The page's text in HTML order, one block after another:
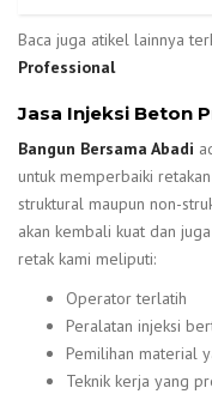
Baca juga atikel lainnya
Professional
Jasa Injeksi Beton
Bangun Bersama Abadi
untuk memperbaiki
struktural maupun non-
akan kembali kuat dan
retak kami meliputi:
Operator terlatih
Peralatan injeksi
Pemilihan material
Teknik kerja yang